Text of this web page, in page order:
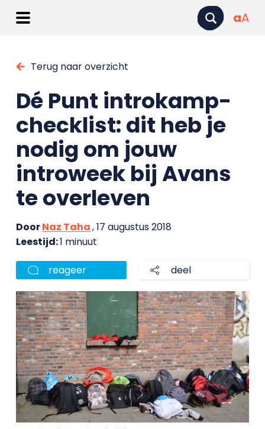
aA
Terug naar overzicht
Dé Punt introkamp-
checklist: dit heb je
nodig om jouw
introweek bij Avans
te overleven
DoorNaz Taha, 17 augustus 2018
Leestijd:1 minuut
reageer deel